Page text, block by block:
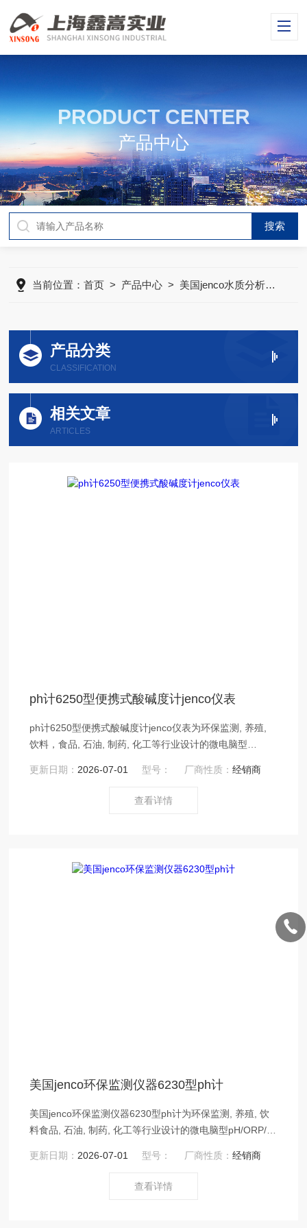
PRODUCT CENTER
产品中心
当前位置：首页 > 产品中心 > 美国jenco水质分析仪
产品分类
CLASSIFICATION
相关文章
ARTICLES
ph计6250型便携式酸碱度计jenco仪表
ph计6250型便携式酸碱度计jenco仪表为环保监测, 养殖,
饮料，食品, 石油, 制药, 化工等行业设计的微电脑型
动温度补偿；三点校正, 四十组数据记忆功能；提供RS-
232的通讯接口；交直流两用, 电量不足提示。
更新日期： 2026-07-01 型号： 厂商性质：经销商
查看详情
美国jenco环保监测仪器6230型ph计
美国jenco环保监测仪器6230型ph计为环保监测, 养殖, 饮
料食品, 石油, 制药, 化工等行业设计的微电脑型pH/ORP/温
偿；三点校正, 四十组数据记忆功能；提供RS-232的通讯
接口；交直流两用, 电量不足提示；产品通过CE认证。
更新日期： 2026-07-01 型号： 厂商性质：经销商
查看详情